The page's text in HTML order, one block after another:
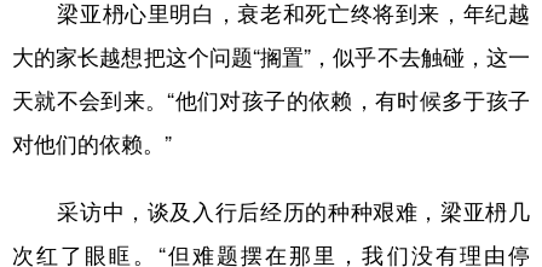
梁亚枬心里明白，衰老和死亡终将到来，年纪越
大的家长越想把这个问题“搁置”，似乎不去触碰，这一
天就不会到来。“他们对孩子的依赖，有时候多于孩子
对他们的依赖。”
采访中，谈及入行后经历的种种艰难，梁亚枬几
次红了眼眶。“但难题摆在那里，我们没有理由停